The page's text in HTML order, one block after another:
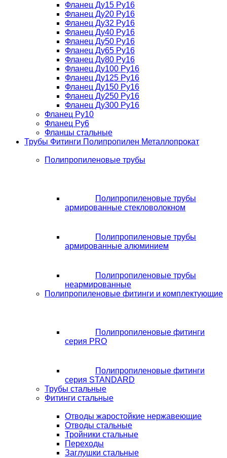
Фланец Ду15 Ру16
Фланец Ду20 Ру16
Фланец Ду32 Ру16
Фланец Ду40 Ру16
Фланец Ду50 Ру16
Фланец Ду65 Ру16
Фланец Ду80 Ру16
Фланец Ду100 Ру16
Фланец Ду125 Ру16
Фланец Ду150 Ру16
Фланец Ду250 Ру16
Фланец Ду300 Ру16
Фланец Ру10
Фланец Ру6
Фланцы стальные
Трубы Фитинги Полипропилен Металлопрокат
Полипропиленовые трубы
Полипропиленовые трубы
армированные стекловолокном
Полипропиленовые трубы
армированные алюминием
Полипропиленовые трубы
неармированные
Полипропиленовые фитинги и комплектующие
Полипропиленовые фитинги
серия PRO
Полипропиленовые фитинги
серия STANDARD
Трубы стальные
Фитинги стальные
Отводы жаростойкие нержавеющие
Отводы стальные
Тройники стальные
Переходы
Заглушки стальные